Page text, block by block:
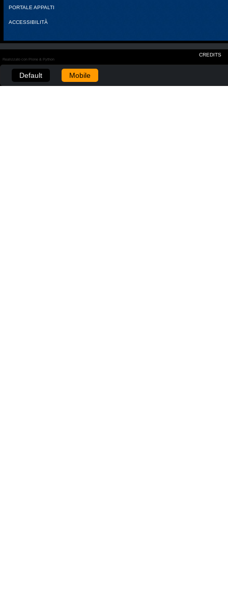
PORTALE APPALTI
ACCESSIBILITÀ
CREDITS
Realizzato con Plone & Python
Default Mobile